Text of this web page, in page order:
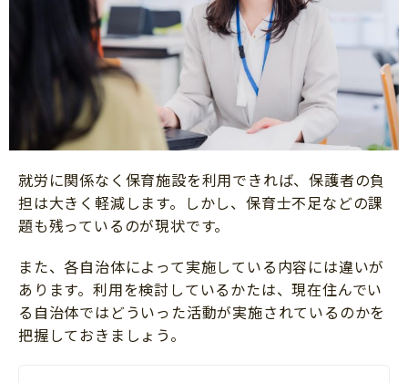
就労に関係なく保育施設を利用できれば、保護者の負
担は大きく軽減します。しかし、保育士不足などの課
題も残っているのが現状です。
また、各自治体によって実施している内容には違いが
あります。利用を検討しているかたは、現在住んでい
る自治体ではどういった活動が実施されているのかを
把握しておきましょう。